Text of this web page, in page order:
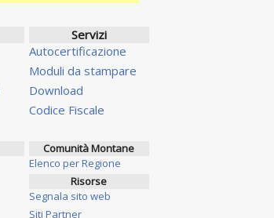
Servizi
Autocertificazione
Moduli da stampare
Download
Codice Fiscale
Comunità Montane
Elenco per Regione
Risorse
Segnala sito web
Siti Partner